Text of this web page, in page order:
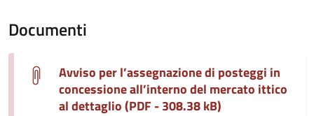
Documenti
Avviso per l’assegnazione di posteggi in
concessione all’interno del mercato ittico
al dettaglio (PDF - 308.38 kB)